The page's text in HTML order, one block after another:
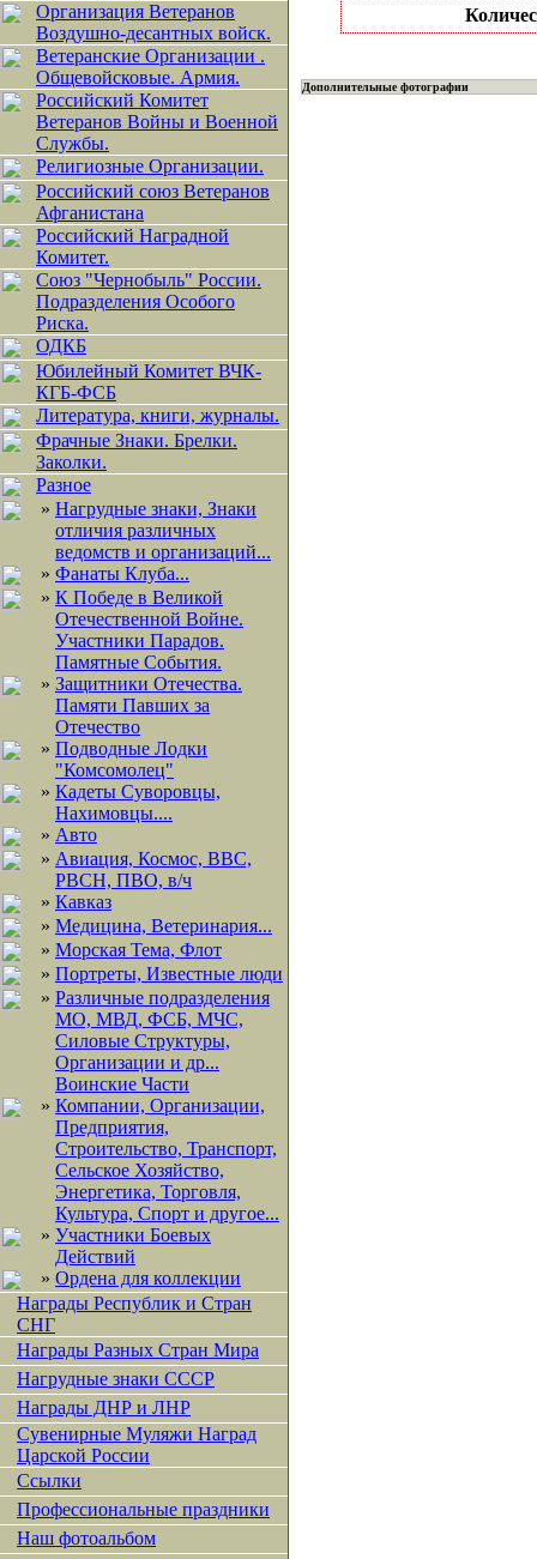
Организация Ветеранов
Воздушно-десантных войск.
Ветеранские Организации .
Общевойсковые. Армия.
Российский Комитет
Ветеранов Войны и Военной
Службы.
Религиозные Организации.
Российский союз Ветеранов
Афганистана
Российский Наградной
Комитет.
Союз "Чернобыль" России.
Подразделения Особого
Риска.
ОДКБ
Юбилейный Комитет ВЧК-
КГБ-ФСБ
Литература, книги, журналы.
Фрачные Знаки. Брелки.
Заколки.
Разное
» Нагрудные знаки, Знаки
отличия различных
ведомств и организаций...
» Фанаты Клуба...
» К Победе в Великой
Отечественной Войне.
Участники Парадов.
Памятные События.
» Защитники Отечества.
Памяти Павших за
Отечество
» Подводные Лодки
"Комсомолец"
» Кадеты Суворовцы,
Нахимовцы....
» Авто
» Авиация, Космос, ВВС,
РВСН, ПВО, в/ч
» Кавказ
» Медицина, Ветеринария...
» Морская Тема, Флот
» Портреты, Известные люди
» Различные подразделения
МО, МВД, ФСБ, МЧС,
Силовые Структуры,
Организации и др...
Воинские Части
» Компании, Организации,
Предприятия,
Строительство, Транспорт,
Сельское Хозяйство,
Энергетика, Торговля,
Культура, Спорт и другое...
» Участники Боевых
Действий
» Ордена для коллекции
Награды Республик и Стран
СНГ
Награды Разных Стран Мира
Нагрудные знаки СССР
Награды ДНР и ЛНР
Сувенирные Муляжи Наград
Царской России
Ссылки
Профессиональные праздники
Наш фотоальбом
Дополнительные фотографии